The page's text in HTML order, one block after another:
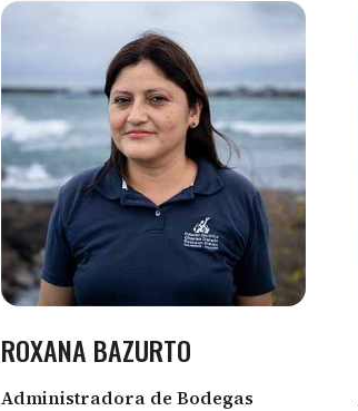
ROXANA BAZURTO
Administradora de Bodegas